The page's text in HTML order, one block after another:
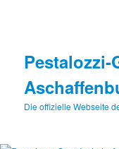
Die offizielle Webseite